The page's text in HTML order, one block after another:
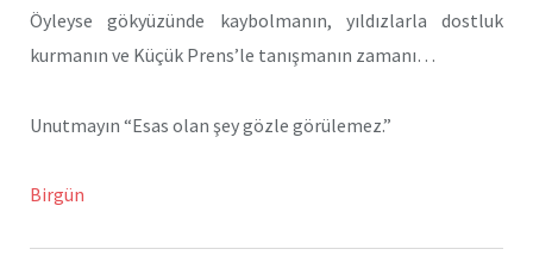
Öyleyse gökyüzünde kaybolmanın, yıldızlarla dostluk
kurmanın ve Küçük Prens’le tanışmanın zamanı…
Unutmayın “Esas olan şey gözle görülemez.”
Birgün